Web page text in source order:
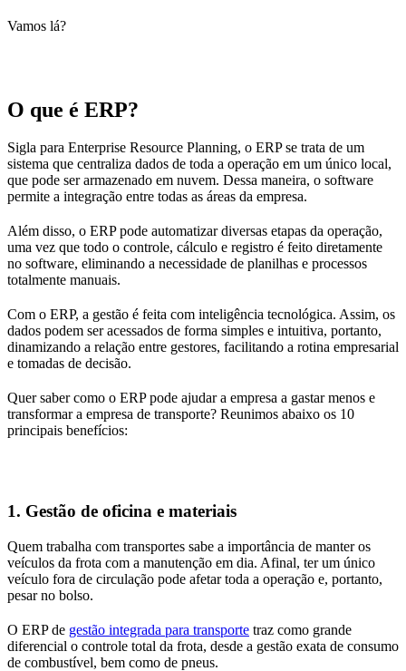
Vamos lá?
O que é ERP?
Sigla para Enterprise Resource Planning, o ERP se trata de um
sistema que centraliza dados de toda a operação em um único local,
que pode ser armazenado em nuvem. Dessa maneira, o software
permite a integração entre todas as áreas da empresa.
Além disso, o ERP pode automatizar diversas etapas da operação,
uma vez que todo o controle, cálculo e registro é feito diretamente
no software, eliminando a necessidade de planilhas e processos
totalmente manuais.
Com o ERP, a gestão é feita com inteligência tecnológica. Assim, os
dados podem ser acessados de forma simples e intuitiva, portanto,
dinamizando a relação entre gestores, facilitando a rotina empresarial
e tomadas de decisão.
Quer saber como o ERP pode ajudar a empresa a gastar menos e
transformar a empresa de transporte? Reunimos abaixo os 10
principais benefícios:
1. Gestão de oficina e materiais
Quem trabalha com transportes sabe a importância de manter os
veículos da frota com a manutenção em dia. Afinal, ter um único
veículo fora de circulação pode afetar toda a operação e, portanto,
pesar no bolso.
O ERP de gestão integrada para transporte traz como grande
diferencial o controle total da frota, desde a gestão exata de consumo
de combustível, bem como de pneus.